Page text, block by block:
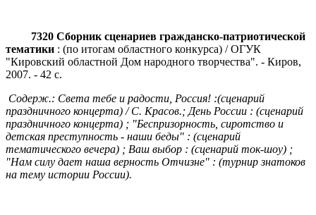
7320 Сборник сценариев гражданско-патриотической
тематики : (по итогам областного конкурса) / ОГУК
"Кировский областной Дом народного творчества". - Киров,
2007. - 42 с.
Содерж.: Света тебе и радости, Россия! :(сценарий
праздничного концерта) / С. Красов.; День России : (сценарий
праздничного концерта) ; "Беспризорность, сиротство и
детская преступность - наши беды" : (сценарий
тематического вечера) ; Ваш выбор : (сценарий ток-шоу) ;
"Нам силу дает наша верность Отчизне" : (турнир знатоков
на тему истории России).